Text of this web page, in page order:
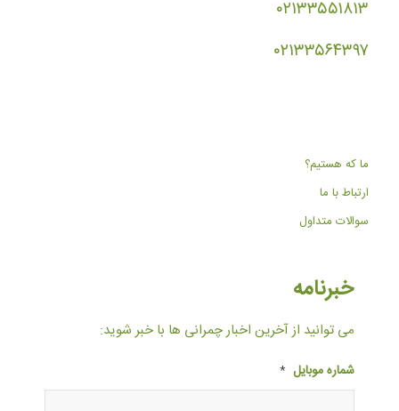
۰۲۱۳۳۵۵۱۸۱۳
۰۲۱۳۳۵۶۴۳۹۷
ما که هستیم؟
ارتباط با ما
سوالات متداول
خبرنامه
می توانید از آخرین اخبار چمرانی ها با خبر شوید:
شماره موبایل *